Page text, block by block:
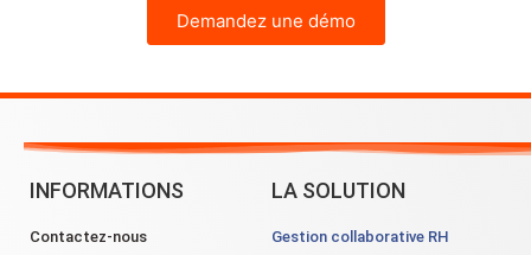
Demandez une démo
INFORMATIONS
Contactez-nous
LA SOLUTION
Gestion collaborative RH